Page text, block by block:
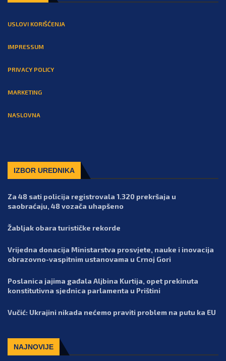
USLOVI KORIŠĆENJA
IMPRESSUM
PRIVACY POLICY
MARKETING
NASLOVNA
IZBOR UREDNIKA
Za 48 sati policija registrovala 1.320 prekršaja u
saobraćaju, 48 vozača uhapšeno
Žabljak obara turističke rekorde
Vrijedna donacija Ministarstva prosvjete, nauke i inovacija
obrazovno-vaspitnim ustanovama u Crnoj Gori
Poslanica jajima gađala Aljbina Kurtija, opet prekinuta
konstitutivna sjednica parlamenta u Prištini
Vučić: Ukrajini nikada nećemo praviti problem na putu ka EU
NAJNOVIJE